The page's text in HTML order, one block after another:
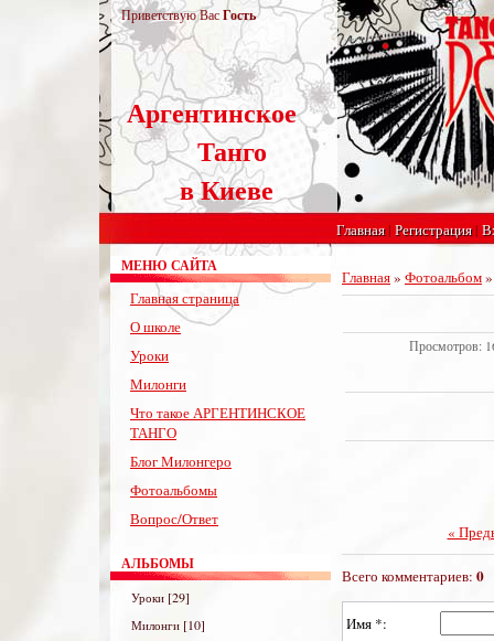
Приветствую ВасГость
Аргентинское
Танго
в Киеве
Главная| Регистрация|
МЕНЮ САЙТА
Главная страница
О школе
Уроки
Милонги
Что такое АРГЕНТИНСКОЕ
ТАНГО
Блог Милонгеро
Фотоальбомы
Вопрос/Ответ
АЛЬБОМЫ
Уроки [29]
Милонги [10]
Главная» Фотоальбом
Просмотров:
«
Всего комментариев: 0
Имя *: